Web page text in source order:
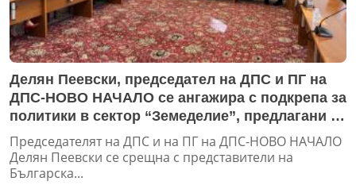
Делян Пеевски, председател на ДПС и ПГ на
ДПС-НОВО НАЧАЛО се ангажира с подкрепа за
политики в сектор “Земеделие”, предлагани от
Българската аграрна камара
Председателят на ДПС и на ПГ на ДПС-НОВО НАЧАЛО
Делян Пеевски се срещна с представители на
Българска...